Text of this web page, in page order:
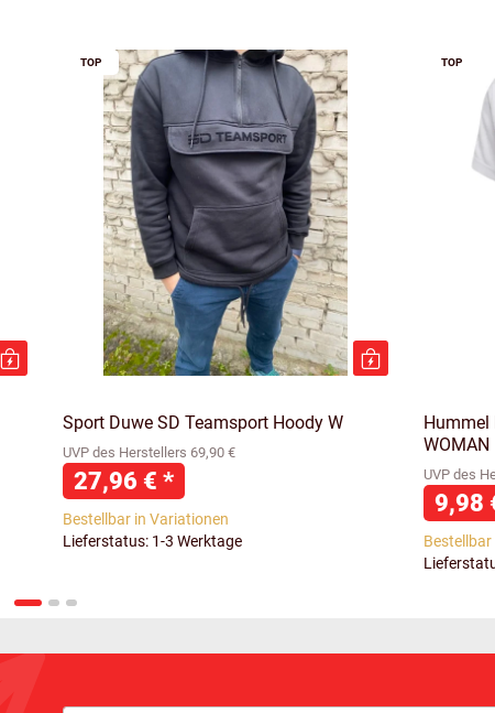
TOP
Sport Duwe SD Teamsport Hoody W
UVP des Herstellers 69,90 €
27,96 € *
Bestellbar in Variationen
Lieferstatus: 1-3 Werktage
TOP
Hummel
WOMAN
UVP des
9,98